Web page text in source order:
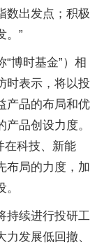
数出发点；积极
。”
博时基金”）相
时表示，将以投
产品的布局和优
品创设力度。
在科技、新能
布局的力度，加
持续进行投研工
发展低回撤、